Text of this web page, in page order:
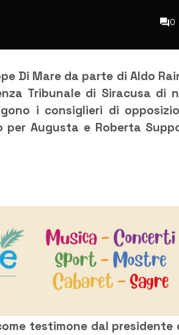
0
Di Mare da parte di Aldo
Tribunale di Siracusa di
i consiglieri di
per Augusta e Roberta
testimone dal presidente